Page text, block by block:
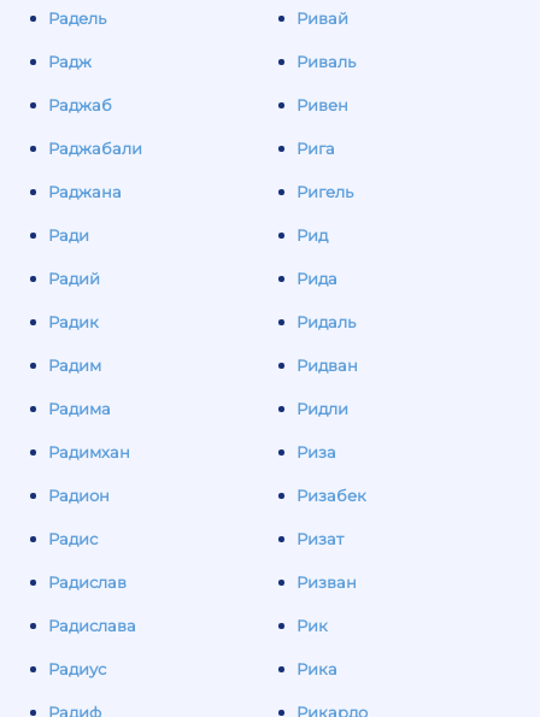
Радель
Радж
Раджаб
Раджабали
Раджана
Ради
Радий
Радик
Радим
Радима
Радимхан
Радион
Радис
Радислав
Радислава
Радиус
Радиф
Ривай
Риваль
Ривен
Рига
Ригель
Рид
Рида
Ридаль
Ридван
Ридли
Риза
Ризабек
Ризат
Ризван
Рик
Рика
Рикардо